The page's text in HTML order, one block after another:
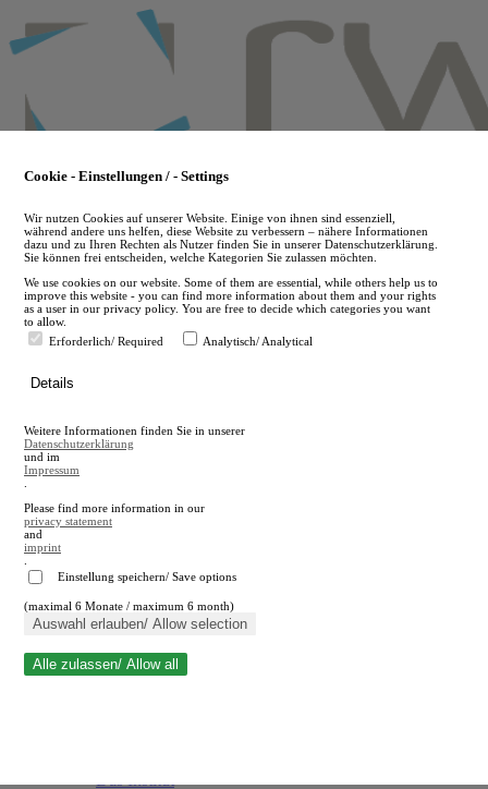
to
main
en
A
A
Suche schließen
Cookie - Einstellungen / - Settings
Wir nutzen Cookies auf unserer Website. Einige von ihnen sind essenziell,
während andere uns helfen, diese Website zu verbessern – nähere Informationen
dazu und zu Ihren Rechten als Nutzer finden Sie in unserer Datenschutzerklärung.
Sie können frei entscheiden, welche Kategorien Sie zulassen möchten.
We use cookies on our website. Some of them are essential, while others help us to
improve this website - you can find more information about them and your rights
as a user in our privacy policy. You are free to decide which categories you want
to allow.
Erforderlich/ Required
Analytisch/ Analytical
Details
Weitere Informationen finden Sie in unserer
Datenschutzerklärung
und im
Impressum
Please find more information in our
privacy statement
and
imprint
Einstellung speichern/ Save options
(maximal 6 Monate / maximum 6 month)
Auswahl erlauben/ Allow selection
Alle zulassen/ Allow all